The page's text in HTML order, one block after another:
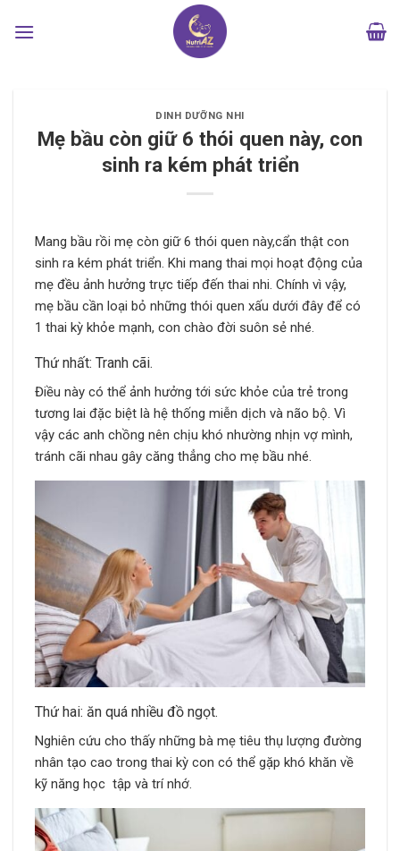
qua
DINH DƯỠNG NHI
Mẹ bầu còn giữ 6 thói quen này, con
sinh ra kém phát triển
Mang bầu rồi mẹ còn giữ 6 thói quen này,cẩn thật con
sinh ra kém phát triển. Khi mang thai mọi hoạt động của
mẹ đều ảnh hưởng trực tiếp đến thai nhi. Chính vì vậy,
mẹ bầu cần loại bỏ những thói quen xấu dưới đây để có
1 thai kỳ khỏe mạnh, con chào đời suôn sẻ nhé.
Thứ nhất: Tranh cãi.
Điều này có thể ảnh hưởng tới sức khỏe của trẻ trong
tương lai đặc biệt là hệ thống miễn dịch và não bộ. Vì
vậy các anh chồng nên chịu khó nhường nhịn vợ mình,
tránh cãi nhau gây căng thẳng cho mẹ bầu nhé.
Thứ hai: ăn quá nhiều đồ ngọt.
Nghiên cứu cho thấy những bà mẹ tiêu thụ lượng đường
nhân tạo cao trong thai kỳ con có thể gặp khó khăn về
kỹ năng học tập và trí nhớ.